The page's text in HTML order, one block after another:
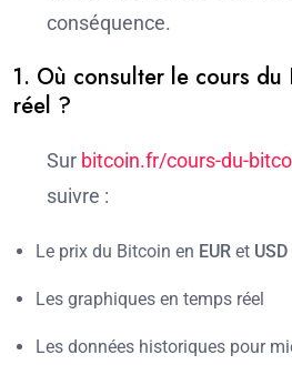
conséquence.
1. Où consulter le cours du
réel ?
Sur bitcoin.fr/cours-du-
suivre :
Le prix du Bitcoin en EUR et USD
Les graphiques en temps réel
Les données historiques pour